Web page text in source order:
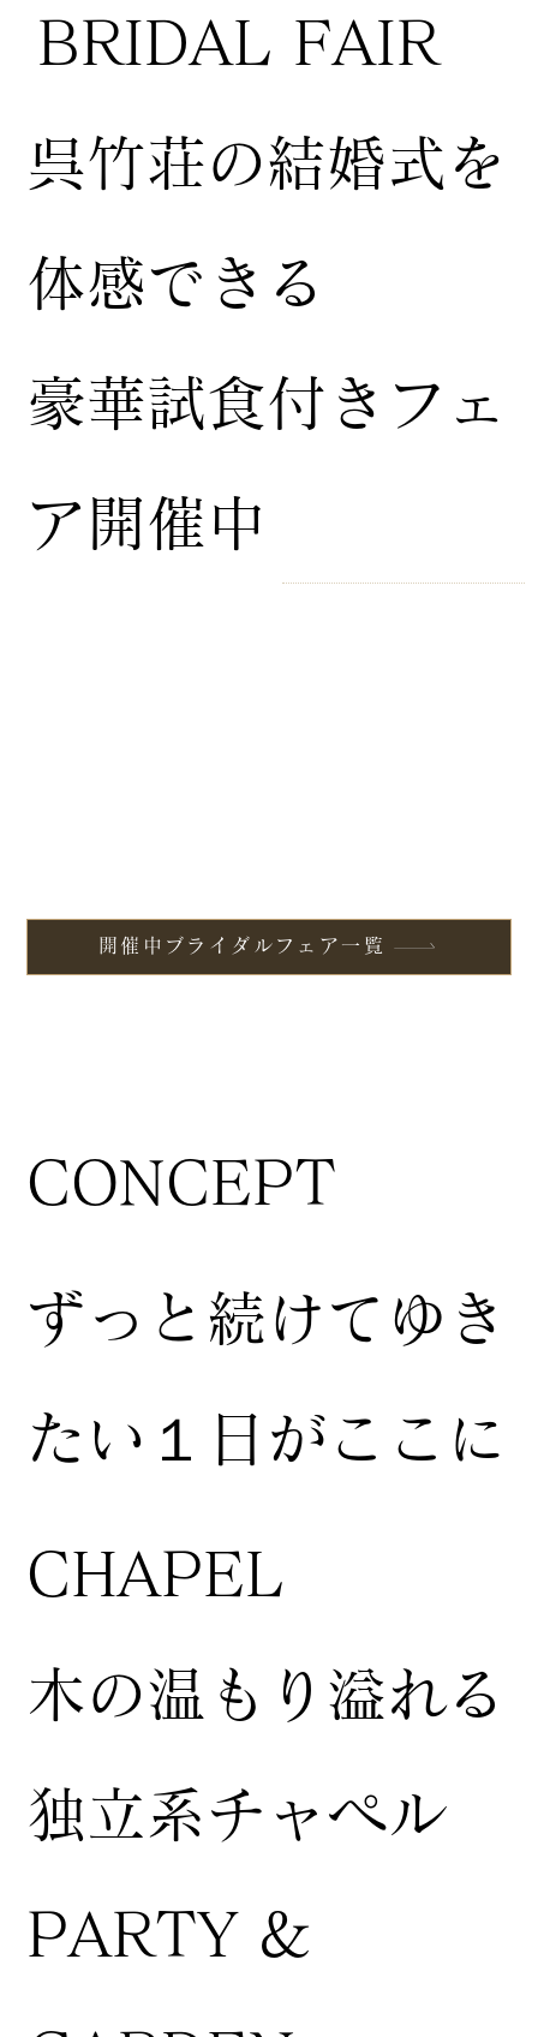
BRIDAL FAIR
開催中ブライダルフェア一覧
​呉竹荘の結婚式を
体感できる
豪華試食付きフェ
ア開催中
CONCEPT
ずっと続けてゆき
たい１日がここに
CHAPEL
木の温もり溢れる
独立系チャペル
PARTY &